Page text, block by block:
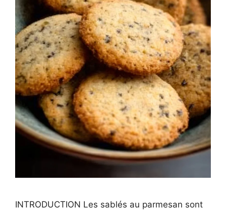
INTRODUCTION Les sablés au parmesan sont